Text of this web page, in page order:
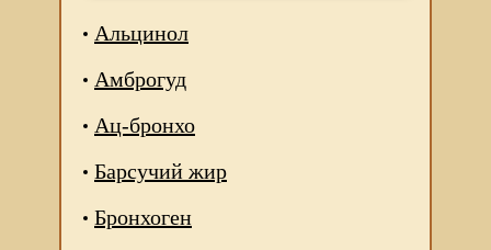
Альцинол
Амброгуд
Ац-бронхо
Барсучий жир
Бронхоген